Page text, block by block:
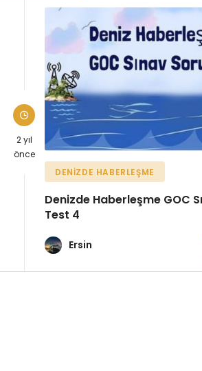
2 yıl
önce
DENIZDE HABERLEŞME
Denizde Haberleşme GOC
Test 4
Ersin